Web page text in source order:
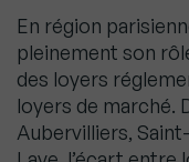
En région
pleinement son
des loyers
loyers de marché.
Aubervilliers,